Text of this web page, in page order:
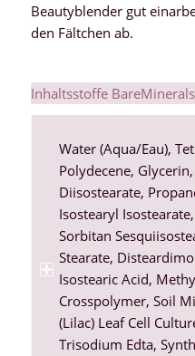
Beautyblender gut
den Fältchen ab.
Inhaltsstoffe
Water (Aqua/Eau),
Polydecene,
Diisostearate,
Isostearyl
Sorbitan
Stearate,
Isostearic Acid,
Crosspolymer, Soil
(Lilac) Leaf Cell
Trisodium Edta,